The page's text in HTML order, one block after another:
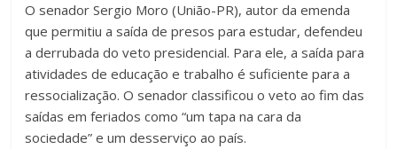
O senador Sergio Moro (União-PR), autor da emenda
que permitiu a saída de presos para estudar, defendeu
a derrubada do veto presidencial. Para ele, a saída para
atividades de educação e trabalho é suficiente para a
ressocialização. O senador classificou o veto ao fim das
saídas em feriados como “um tapa na cara da
sociedade” e um desserviço ao país.